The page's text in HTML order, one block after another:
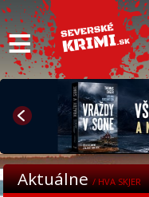
≡
Aktuálne/ HVA SKJER